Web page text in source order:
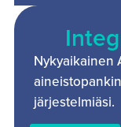
Nykyaikainen
järjestelmiäsi.